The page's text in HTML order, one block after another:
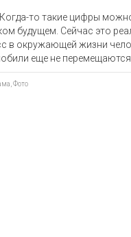
Когда-то такие цифры
будущем. Сейчас это
в окружающей жизни
еще не перемещаются
Фото